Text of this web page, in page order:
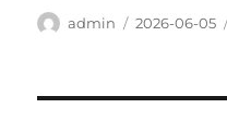
作
admin
發
2026-06-05